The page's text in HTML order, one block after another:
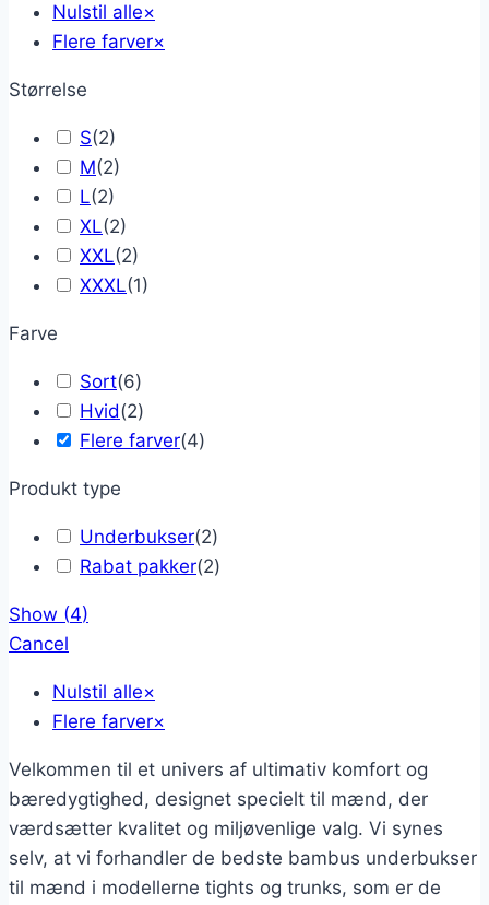
Nulstil alle×
Flere farver×
Størrelse
S(2)
M(2)
L(2)
XL(2)
XXL(2)
XXXL(1)
Farve
Sort(6)
Hvid(2)
Flere farver(4)
Produkt type
Underbukser(2)
Rabat pakker(2)
Show (4)
Cancel
Nulstil alle×
Flere farver×
Velkommen til et univers af ultimativ komfort og
bæredygtighed, designet specielt til mænd, der
værdsætter kvalitet og miljøvenlige valg. Vi synes
selv, at vi forhandler de bedste bambus underbukser
til mænd i modellerne tights og trunks, som er de